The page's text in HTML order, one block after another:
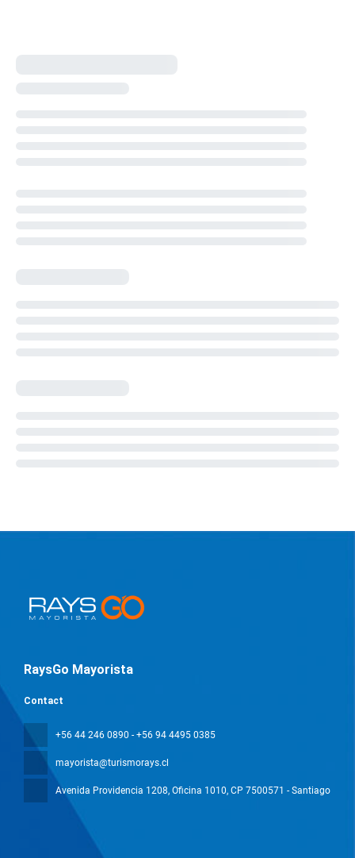
RaysGo Mayorista
Contact
+56 44 246 0890 - +56 94 4495 0385
mayorista@turismorays.cl
Avenida Providencia 1208, Oficina 1010, CP 7500571 - Santiago